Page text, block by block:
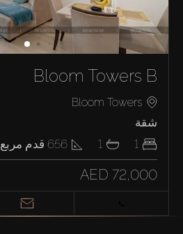
Bloom Towers B
Bloom Towers
شقة
1
1
656 قدم مربع
AED 72,000